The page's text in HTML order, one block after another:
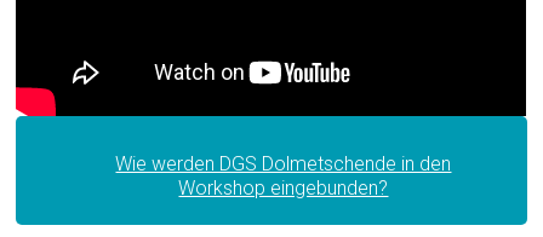
Wie werden DGS Dolmetschende in den
Workshop eingebunden?